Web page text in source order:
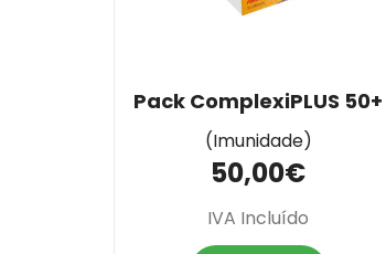
Pack ComplexiPLUS 50+
(Imunidade)
50,00€
IVA Incluído